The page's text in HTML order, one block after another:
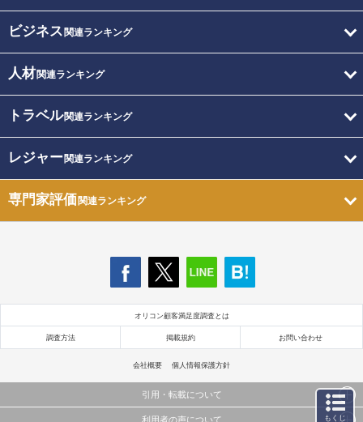
ビジネス 関連ランキング
人材関連ランキング
トラベル関連ランキング
レジャー関連ランキング
専門家評価関連ランキング
オリコン顧客満足度調査とは
調査方法 掲載規約 お問い合わせ
会社概要 個人情報保護方針
引用・転載について
利用者の声について もくじ